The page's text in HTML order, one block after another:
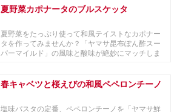
夏野菜カポナータのブルスケッタ
夏野菜をたっぷり使って和風テイストなカポナー
タを作ってみませんか？「ヤマサ昆布ぽん酢スー
パーマイルド」の風味と酸味が絶妙にマッチしま
春キャベツと桜えびの和風ペペロンチーノ
塩味パスタの定番、ペペロンチーノを「ヤマサ鮮